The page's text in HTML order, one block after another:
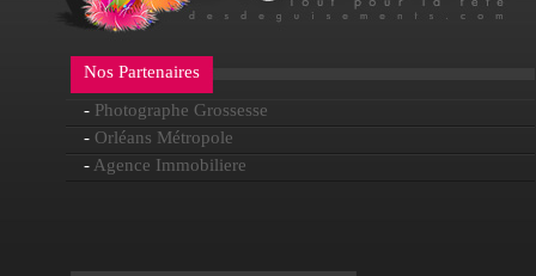
Nos Partenaires
- Photographe Grossesse
- Orléans Métropole
- Agence Immobiliere